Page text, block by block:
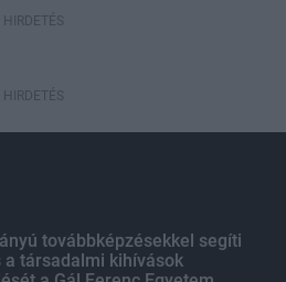
HIRDETÉS
HIRDETÉS
továbbképzésekkel segíti
a társadalmi kihívások